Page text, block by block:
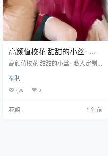
高颜值校花 甜甜的小丝- 私
人定制高价露脸视频
高颜值校花 甜甜的小丝- 私人定制
福利
488 0
花姐 1 年前